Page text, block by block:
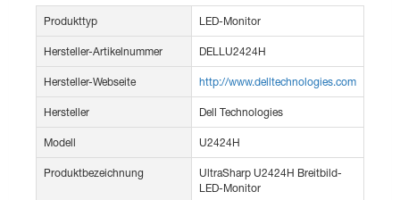
Produkttyp LED-Monitor
Hersteller-Artikelnummer DELLU2424H
Hersteller-Webseite http://www.delltechnologies.com
Hersteller Dell Technologies
Modell U2424H
Produktbezeichnung
UltraSharp U2424H Breitbild-
LED-Monitor